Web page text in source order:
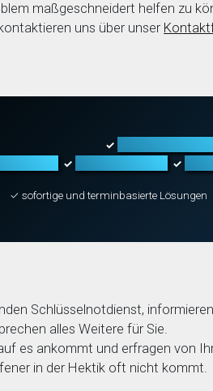
maßgeschneidert helfen zu
uns über unser
✓
✓ ✓
✓ sofortige und terminbasierte Lösungen
Schlüsselnotdienst,
alles Weitere für Sie.
es ankommt und erfragen von
in der Hektik oft nicht kommt.